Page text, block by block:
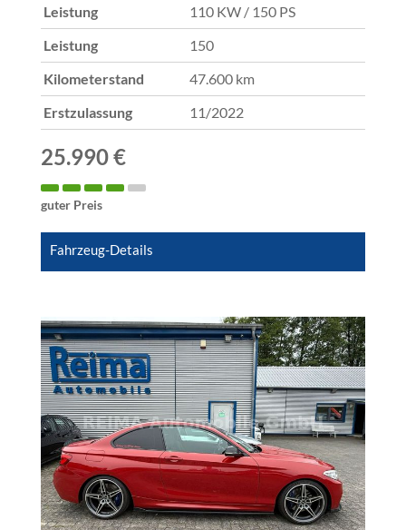
Leistung 110 KW / 150 PS
Leistung 150
Kilometerstand 47.600 km
Erstzulassung 11/2022
25.990 €
guter Preis
Fahrzeug-Details